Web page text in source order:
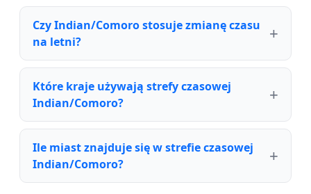
Czy Indian/Comoro stosuje zmianę czasu
na letni?
Które kraje używają strefy czasowej
Indian/Comoro?
Ile miast znajduje się w strefie czasowej
Indian/Comoro?